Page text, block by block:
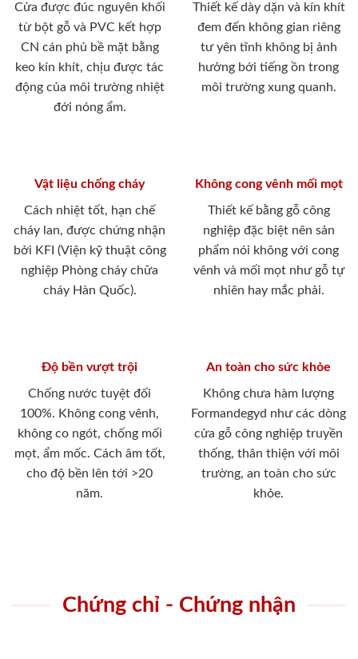
Cửa được đúc nguyên khối
từ bột gỗ và PVC kết hợp
CN cán phủ bề mặt bằng
keo kín khít, chịu được tác
động của môi trường nhiệt
đới nóng ẩm.
Thiết kế dày dặn và kín khít
đem đến không gian riêng
tư yên tĩnh không bị ảnh
hưởng bới tiếng ồn trong
môi trường xung quanh.
Vật liệu chống cháy
Cách nhiệt tốt, hạn chế
cháy lan, được chứng nhận
bởi KFI (Viện kỹ thuật công
nghiệp Phòng cháy chữa
cháy Hàn Quốc).
Không cong vênh mối mọt
Thiết kế bằng gỗ công
nghiệp đặc biệt nên sản
phẩm nói không với cong
vênh và mối mọt như gỗ tự
nhiên hay mắc phải.
Độ bền vượt trội
Chống nước tuyệt đối
100%. Không cong vênh,
không co ngót, chống mối
mọt, ẩm mốc. Cách âm tốt,
cho độ bền lên tới >20
năm.
An toàn cho sức khỏe
Không chưa hàm lượng
Formandegyd như các dòng
cửa gỗ công nghiệp truyền
thống, thân thiện với môi
trường, an toàn cho sức
khỏe.
Chứng chỉ - Chứng nhận